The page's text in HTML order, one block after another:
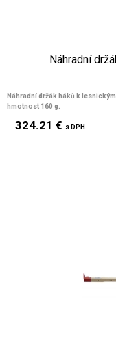
Náhradní
Náhradní držák háků k
hmotnost 160 g.
324.21 € s DPH